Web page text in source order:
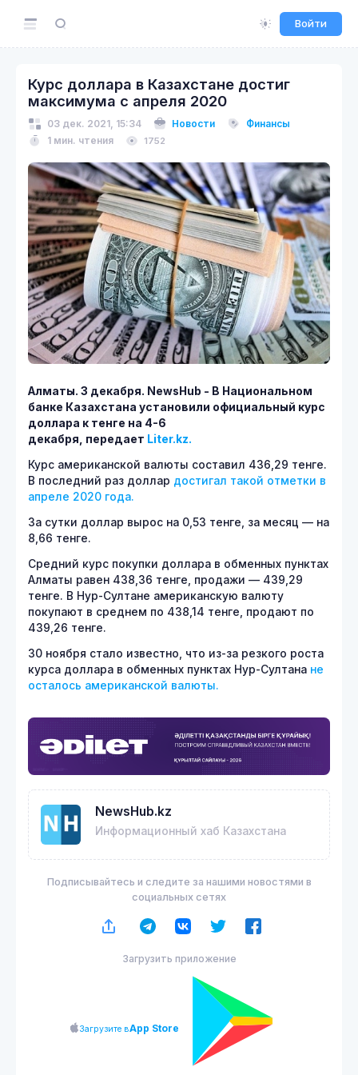
Войти
Курс доллара в Казахстане достиг
максимума с апреля 2020
03 дек. 2021, 15:34 Новости
Финансы
1 мин. чтения
1752
Алматы. 3 декабря. NewsHub - В Национальном
банке Казахстана установили официальный курс
доллара к тенге на 4-6
декабря, передает Liter.kz.
Курс американской валюты составил 436,29 тенге.
В последний раз доллар достигал такой отметки в
апреле 2020 года.
За сутки доллар вырос на 0,53 тенге, за месяц — на
8,66 тенге.
Средний курс покупки доллара в обменных пунктах
Алматы равен 438,36 тенге, продажи — 439,29
тенге. В Нур-Султане американскую валюту
покупают в среднем по 438,14 тенге, продают по
439,26 тенге.
30 ноября стало известно, что из-за резкого роста
курса доллара в обменных пунктах Нур-Султана не
осталось американской валюты.
NewsHub.kz
Информационный хаб Казахстана
Подписывайтесь и следите за нашими новостями в
социальных сетях
Загрузить приложение
Загрузите вApp Store